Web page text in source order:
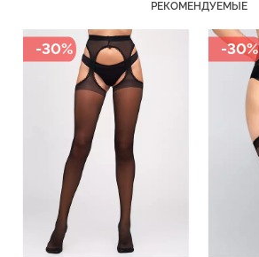
РЕКОМЕНДУЕМЫЕ
-30% -30%